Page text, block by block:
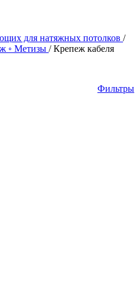
для натяжных потолков /
◦ Метизы / Крепеж кабеля
Фильтры